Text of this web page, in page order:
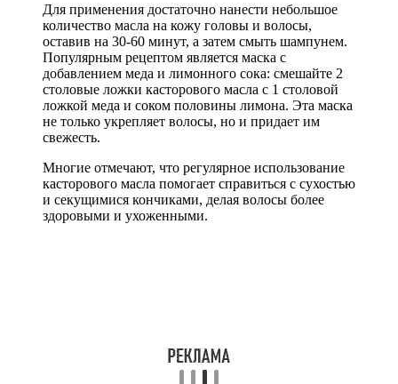
Для применения достаточно нанести небольшое
количество масла на кожу головы и волосы,
оставив на 30-60 минут, а затем смыть шампунем.
Популярным рецептом является маска с
добавлением меда и лимонного сока: смешайте 2
столовые ложки касторового масла с 1 столовой
ложкой меда и соком половины лимона. Эта маска
не только укрепляет волосы, но и придает им
свежесть.
Многие отмечают, что регулярное использование
касторового масла помогает справиться с сухостью
и секущимися кончиками, делая волосы более
здоровыми и ухоженными.